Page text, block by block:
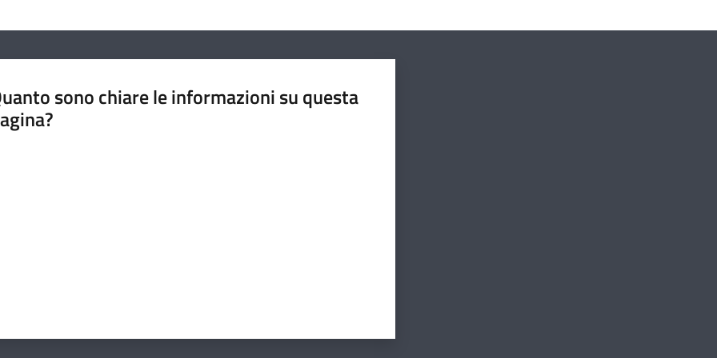
sono chiare le informazioni su questa